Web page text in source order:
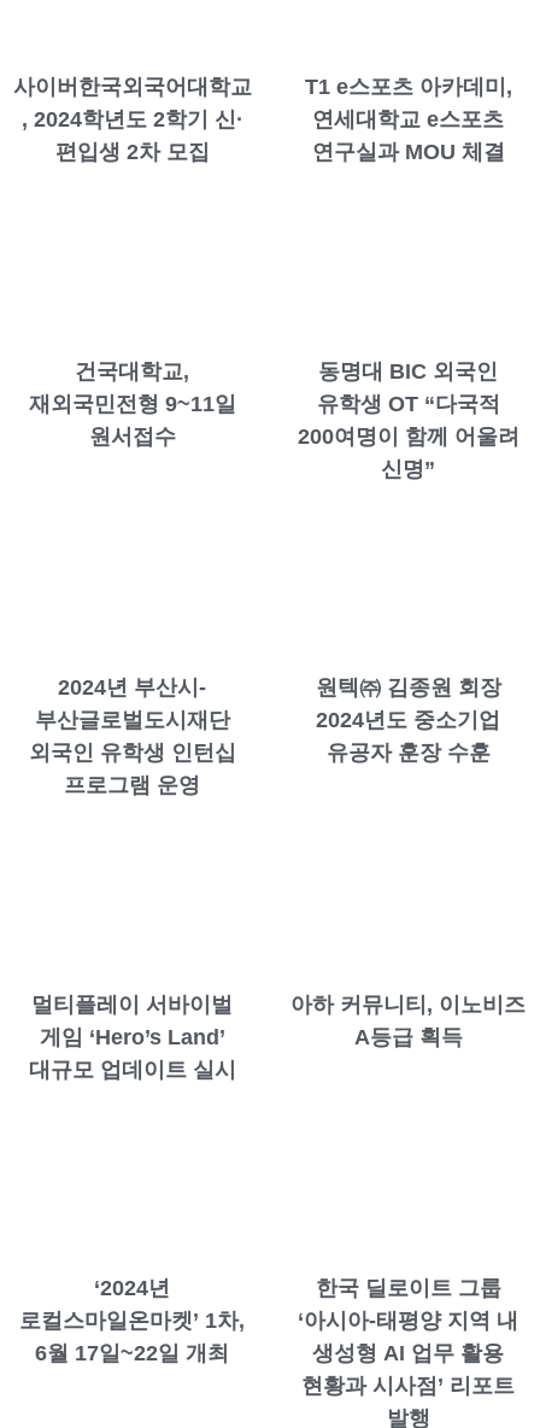
사이버한국외국어대학교
, 2024학년도 2학기 신·
편입생 2차 모집
T1 e스포츠 아카데미,
연세대학교 e스포츠
연구실과 MOU 체결
건국대학교,
재외국민전형 9~11일
원서접수
동명대 BIC 외국인
유학생 OT “다국적
200여명이 함께 어울려
신명”
2024년 부산시-
부산글로벌도시재단
외국인 유학생 인턴십
프로그램 운영
원텍㈜ 김종원 회장
2024년도 중소기업
유공자 훈장 수훈
멀티플레이 서바이벌
게임 ‘Hero’s Land’
대규모 업데이트 실시
아하 커뮤니티, 이노비즈
A등급 획득
‘2024년
로컬스마일온마켓’ 1차,
6월 17일~22일 개최
한국 딜로이트 그룹
‘아시아-태평양 지역 내
생성형 AI 업무 활용
현황과 시사점’ 리포트
발행